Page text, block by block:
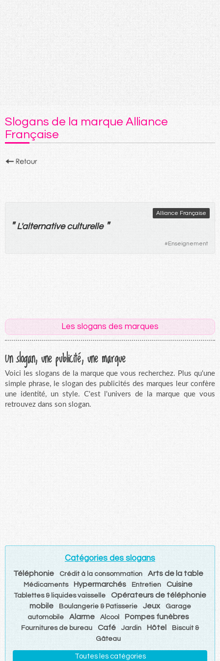
Slogans de la marque Alliance
Française
Alliance Française
"L'alternative culturelle "
#Enseignement
Les slogans des marques
Un slogan, une publicité, une marque
Voici les slogans de la marque que vous recherchez. Plus qu'une
simple phrase, le slogan des publicités des marques leur confère
une identité, un style. C'est l'univers de la marque que vous
retrouvez dans son slogan.
Catégories des slogans
Téléphonie Crédit à la consommation Arts de la table
Médicaments Hypermarchés Entretien Cuisine
Tablettes & liquides vaisselle
Opérateurs de téléphonie
mobile
Boulangerie & Patisserie Jeux
Garage
automobile
Alarme Alcool Pompes funèbres
Fournitures de bureau Café Jardin Hôtel
Biscuit &
Gâteau
Toutes les catégories